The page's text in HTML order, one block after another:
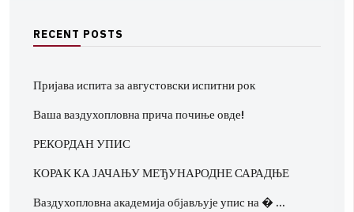
RECENT POSTS
Пријава испита за августовски испитни рок
Ваша ваздухопловна прича почиње овде!
РЕКОРДАН УПИС
КОРАК КА ЈАЧАЊУ МЕЂУНАРОДНЕ САРАДЊЕ
Ваздухопловна академија објављује упис на � …